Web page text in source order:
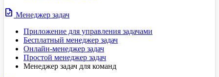
task Менеджер задач
Приложение для управления задачами
Бесплатный менеджер задач
Онлайн-менеджер задач
Простой менеджер задач
Менеджер задач для команд